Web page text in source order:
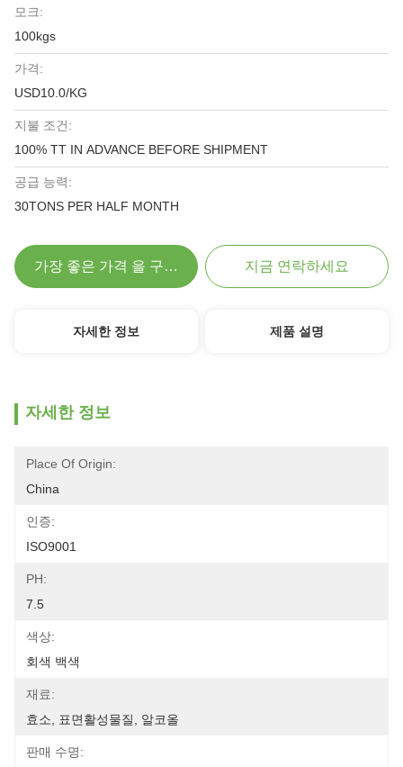
모크:
100kgs
가격:
USD10.0/KG
지불 조건:
100% TT IN ADVANCE BEFORE SHIPMENT
공급 능력:
30TONS PER HALF MONTH
가장 좋은 가격 을 구하라 지금 연락하세요
자세한 정보 제품 설명
자세한 정보
Place Of Origin:
China
인증:
ISO9001
PH:
7.5
색상:
회색 백색
재료:
효소, 표면활성물질, 알코올
판매 수명: